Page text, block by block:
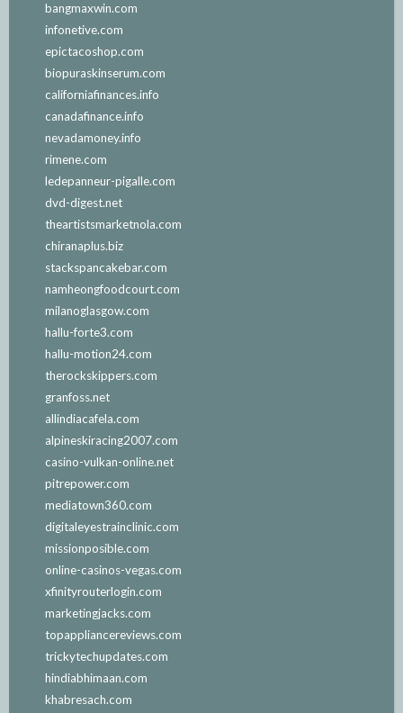
bangmaxwin.com
infonetive.com
epictacoshop.com
biopuraskinserum.com
californiafinances.info
canadafinance.info
nevadamoney.info
rimene.com
ledepanneur-pigalle.com
dvd-digest.net
theartistsmarketnola.com
chiranaplus.biz
stackspancakebar.com
namheongfoodcourt.com
milanoglasgow.com
hallu-forte3.com
hallu-motion24.com
therockskippers.com
granfoss.net
allindiacafela.com
alpineskiracing2007.com
casino-vulkan-online.net
pitrepower.com
mediatown360.com
digitaleyestrainclinic.com
missionposible.com
online-casinos-vegas.com
xfinityrouterlogin.com
marketingjacks.com
topappliancereviews.com
trickytechupdates.com
hindiabhimaan.com
khabresach.com